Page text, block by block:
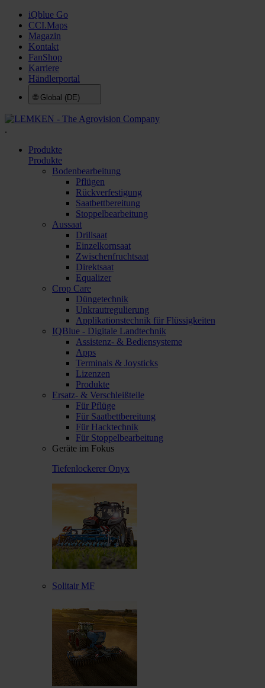
iQblue Go
CCI.Maps
Magazin
Kontakt
FanShop
Karriere
Händlerportal
🌐 Global (DE)
.
Produkte
Produkte
Bodenbearbeitung
Pflügen
Rückverfestigung
Saatbettbereitung
Stoppelbearbeitung
Aussaat
Drillsaat
Einzelkornsaat
Zwischenfruchtsaat
Direktsaat
Equalizer
Crop Care
Düngetechnik
Unkrautregulierung
Applikationstechnik für Flüssigkeiten
IQBlue - Digitale Landtechnik
Assistenz- & Bediensysteme
Apps
Terminals & Joysticks
Lizenzen
Produkte
Ersatz- & Verschleißteile
Für Pflüge
Für Saatbettbereitung
Für Hacktechnik
Für Stoppelbearbeitung
Geräte im Fokus
Tiefenlockerer Onyx
Solitair MF